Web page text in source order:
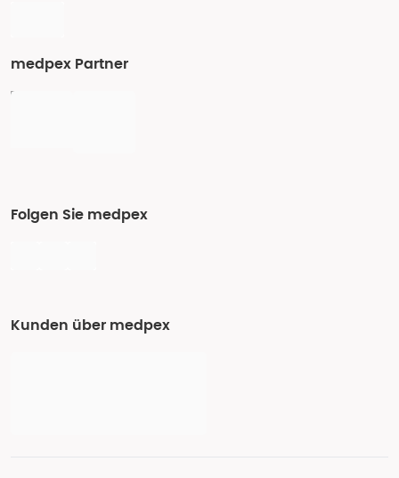
medpex Partner
Folgen Sie medpex
Kunden über medpex